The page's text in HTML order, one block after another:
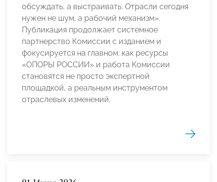
обсуждать, а выстраивать. Отрасли сегодня
нужен не шум, а рабочий механизм».
Публикация продолжает системное
партнерство Комиссии с изданием и
фокусируется на главном: как ресурсы
«ОПОРЫ РОССИИ» и работа Комиссии
становятся не просто экспертной
площадкой, а реальным инструментом
отраслевых изменений.